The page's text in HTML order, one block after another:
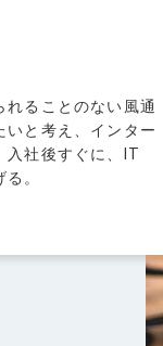
れることのない風通
いと考え、インター
入社後すぐに、IT
。
タッフ紹介
ンジニアの働き方
在宅・リモート勤務